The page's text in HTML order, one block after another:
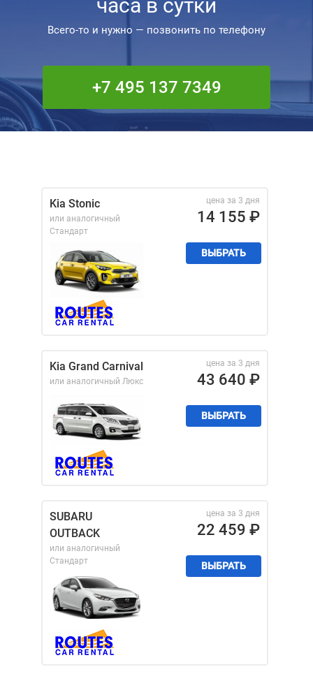
часа в сутки
Всего-то и нужно — позвонить по телефону
+7 495 137 7349
Kia Stonic
или аналогичный
Стандарт
цена за 3 дня
14 155 ₽
ВЫБРАТЬ
Kia Grand Carnival
или аналогичный Люкс
цена за 3 дня
43 640 ₽
ВЫБРАТЬ
SUBARU
OUTBACK
или аналогичный
Стандарт
цена за 3 дня
22 459 ₽
ВЫБРАТЬ